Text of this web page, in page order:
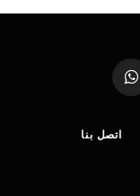
واتساب
اتصل بنا